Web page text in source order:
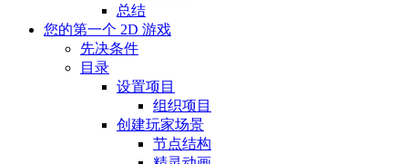
总结
您的第一个 2D 游戏
先决条件
目录
设置项目
组织项目
创建玩家场景
节点结构